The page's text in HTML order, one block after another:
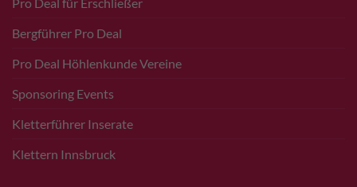
Bergführer Pro Deal
Pro Deal Höhlenkunde Vereine
Sponsoring Events
Kletterführer Inserate
Klettern Innsbruck